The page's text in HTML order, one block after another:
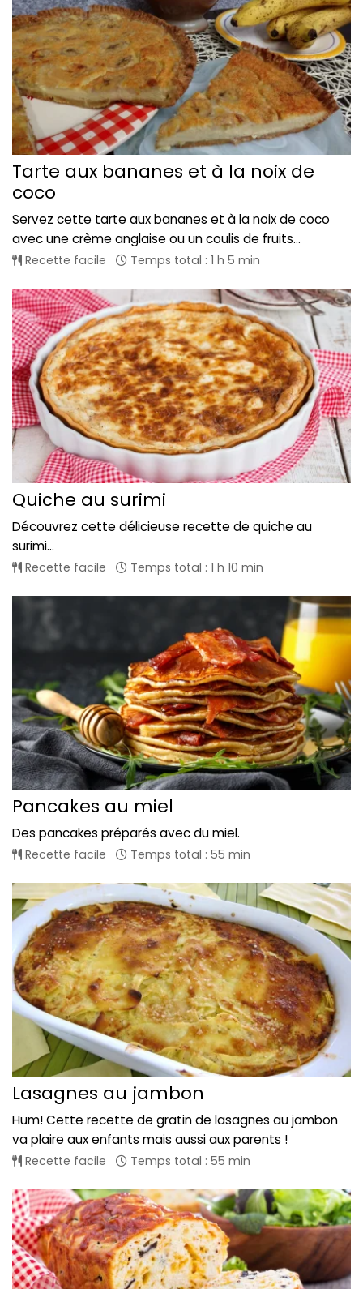
Tarte aux bananes et à la noix de
coco
Servez cette tarte aux bananes et à la noix de coco
avec une crème anglaise ou un coulis de fruits...
Recette facile Temps total : 1 h 5 min
Quiche au surimi
Découvrez cette délicieuse recette de quiche au
surimi...
Recette facile Temps total : 1 h 10 min
Pancakes au miel
Des pancakes préparés avec du miel.
Recette facile Temps total : 55 min
Lasagnes au jambon
Hum! Cette recette de gratin de lasagnes au jambon
va plaire aux enfants mais aussi aux parents !
Recette facile Temps total : 55 min